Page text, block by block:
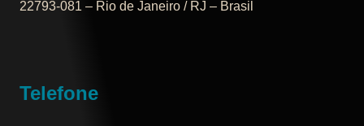
22793-081 – Rio de Janeiro / RJ – Brasil
Telefone